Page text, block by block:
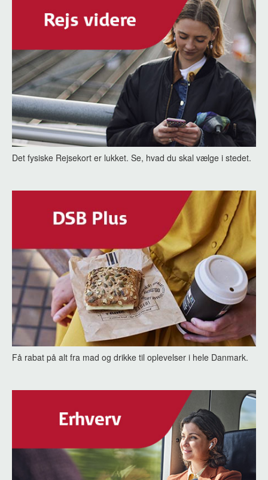
Det fysiske Rejsekort er lukket. Se, hvad du skal vælge i stedet.
Få rabat på alt fra mad og drikke til oplevelser i hele Danmark.